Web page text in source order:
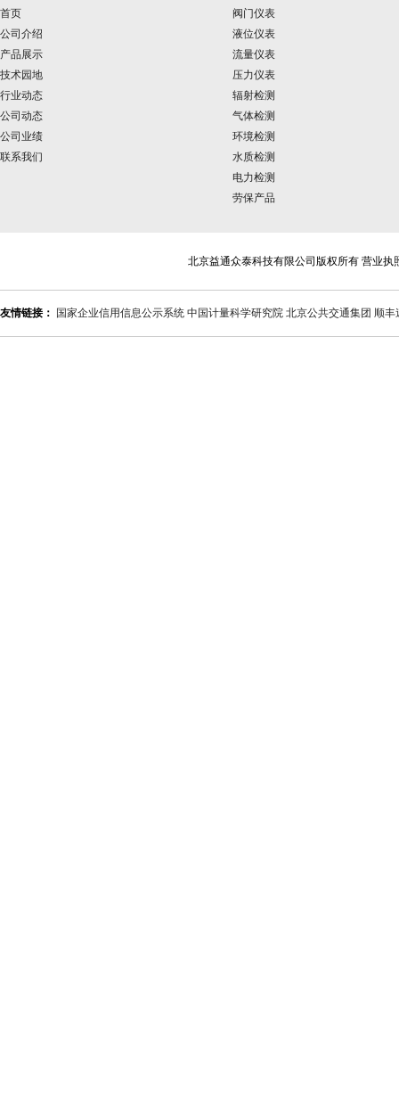
首页
公司介绍
产品展示
技术园地
行业动态
公司动态
公司业绩
联系我们
阀门仪表
液位仪表
流量仪表
压力仪表
辐射检测
气体检测
环境检测
水质检测
电力检测
劳保产品
北京益通众泰科技有限公司版权所有 营业执
友情链接： 国家企业信用信息公示系统 中国计量科学研究院 北京公共交通集团 顺丰